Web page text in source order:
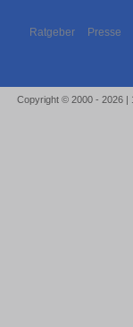
Ratgeber Presse
Copyright © 2000 - 2026 |